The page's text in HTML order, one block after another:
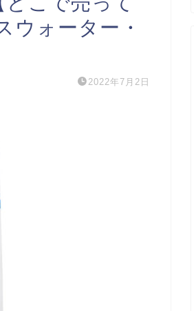
ウォーター・
2022年7月2日